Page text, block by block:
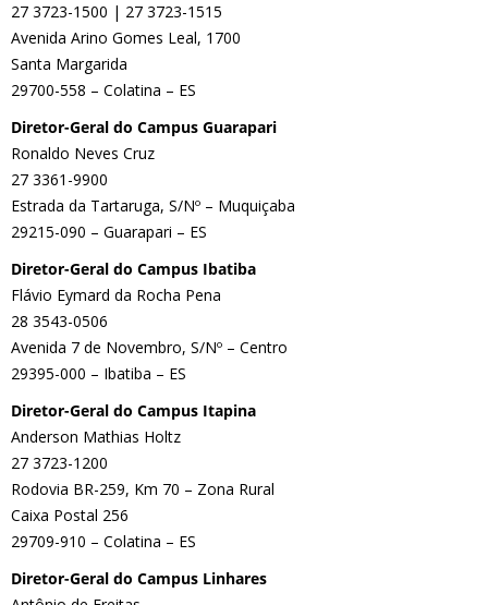
27 3723-1500 | 27 3723-1515
Avenida Arino Gomes Leal, 1700
Santa Margarida
29700-558 – Colatina – ES
Diretor-Geral do Campus Guarapari
Ronaldo Neves Cruz
27 3361-9900
Estrada da Tartaruga, S/Nº – Muquiçaba
29215-090 – Guarapari – ES
Diretor-Geral do Campus Ibatiba
Flávio Eymard da Rocha Pena
28 3543-0506
Avenida 7 de Novembro, S/Nº – Centro
29395-000 – Ibatiba – ES
Diretor-Geral do Campus Itapina
Anderson Mathias Holtz
27 3723-1200
Rodovia BR-259, Km 70 – Zona Rural
Caixa Postal 256
29709-910 – Colatina – ES
Diretor-Geral do Campus Linhares